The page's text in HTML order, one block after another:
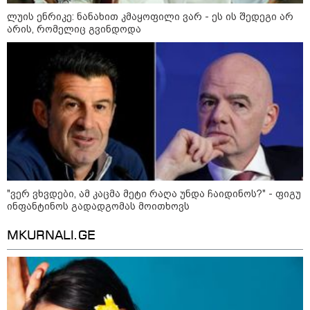
რა უნდა გავაკეთოთ პირველ
მნიშვნელოვანი ნაბიჯი
1-დღიანი ტურები თბილისიდან:
სად წავიდეთ დილით და
დავბრუნდეთ საღამოს?
მსოფლიო
ლუის ენრიკე: ნანახით კმაყოფილი ვარ - ეს ის შედეგი არ
არის, რომელიც გვინდოდა
"ვერ ვხვდები, ამ კაცმა მეტი რაღა უნდა ჩაიდინოს?" - ფიგუ
ინფანტინოს გადადგომას მოითხოვს
MKURNALI.GE